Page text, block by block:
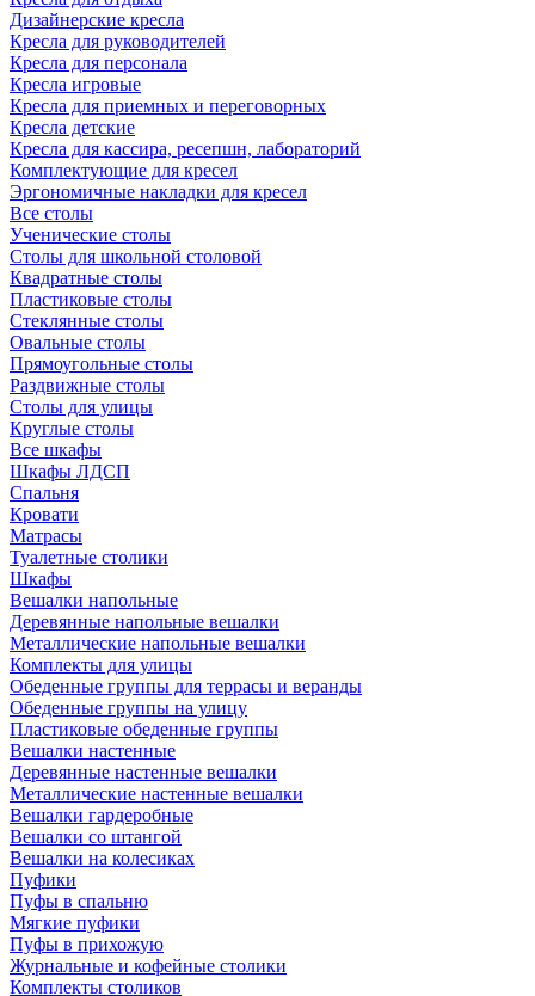
Дизайнерские кресла
Кресла для руководителей
Кресла для персонала
Кресла игровые
Кресла для приемных и переговорных
Кресла детские
Кресла для кассира, ресепшн, лабораторий
Комплектующие для кресел
Эргономичные накладки для кресел
Все столы
Ученические столы
Столы для школьной столовой
Квадратные столы
Пластиковые столы
Стеклянные столы
Овальные столы
Прямоугольные столы
Раздвижные столы
Столы для улицы
Круглые столы
Все шкафы
Шкафы ЛДСП
Спальня
Кровати
Матрасы
Туалетные столики
Шкафы
Вешалки напольные
Деревянные напольные вешалки
Металлические напольные вешалки
Комплекты для улицы
Обеденные группы для террасы и веранды
Обеденные группы на улицу
Пластиковые обеденные группы
Вешалки настенные
Деревянные настенные вешалки
Металлические настенные вешалки
Вешалки гардеробные
Вешалки со штангой
Вешалки на колесиках
Пуфики
Пуфы в спальню
Мягкие пуфики
Пуфы в прихожую
Журнальные и кофейные столики
Комплекты столиков